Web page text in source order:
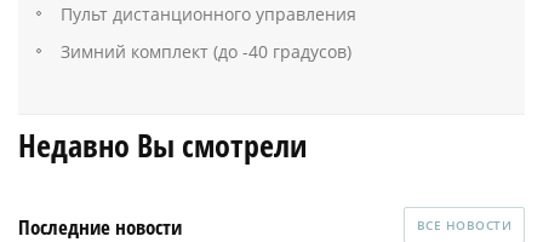
Пульт дистанционного управления
Зимний комплект (до -40 градусов)
Недавно Вы смотрели
Последние новости ВСЕ НОВОСТИ